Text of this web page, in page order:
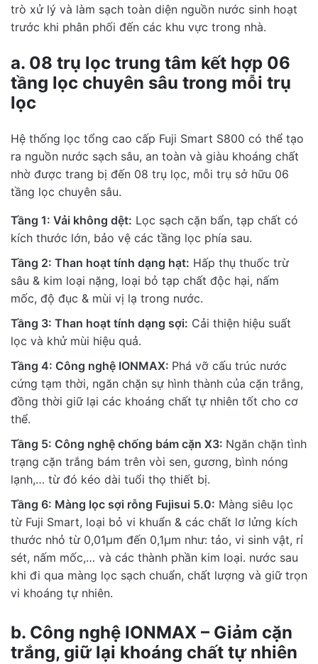
trò xử lý và làm sạch toàn diện nguồn nước sinh hoạt
trước khi phân phối đến các khu vực trong nhà.
a. 08 trụ lọc trung tâm kết hợp 06
tầng lọc chuyên sâu trong mỗi trụ
lọc
Hệ thống lọc tổng cao cấp Fuji Smart S800 có thể tạo
ra nguồn nước sạch sâu, an toàn và giàu khoáng chất
nhờ được trang bị đến 08 trụ lọc, mỗi trụ sở hữu 06
tầng lọc chuyên sâu.
Tầng 1: Vải không dệt: Lọc sạch cặn bẩn, tạp chất có
kích thước lớn, bảo vệ các tầng lọc phía sau.
Tầng 2: Than hoạt tính dạng hạt: Hấp thụ thuốc trừ
sâu & kim loại nặng, loại bỏ tạp chất độc hại, nấm
mốc, độ đục & mùi vị lạ trong nước.
Tầng 3: Than hoạt tính dạng sợi: Cải thiện hiệu suất
lọc và khử mùi hiệu quả.
Tầng 4: Công nghệ IONMAX: Phá vỡ cấu trúc nước
cứng tạm thời, ngăn chặn sự hình thành của cặn trắng,
đồng thời giữ lại các khoáng chất tự nhiên tốt cho cơ
thể.
Tầng 5: Công nghệ chống bám cặn X3: Ngăn chặn tình
trạng cặn trắng bám trên vòi sen, gương, bình nóng
lạnh,… từ đó kéo dài tuổi thọ thiết bị.
Tầng 6: Màng lọc sợi rỗng Fujisui 5.0: Màng siêu lọc
từ Fuji Smart, loại bỏ vi khuẩn & các chất lơ lửng kích
thước nhỏ từ 0,01µm đến 0,1µm như: tảo, vi sinh vật, rỉ
sét, nấm mốc,… và các thành phần kim loại. nước sau
khi đi qua màng lọc sạch chuẩn, chất lượng và giữ trọn
vi khoáng tự nhiên.
b. Công nghệ IONMAX – Giảm cặn
trắng, giữ lại khoáng chất tự nhiên
Write a Review
Rating
Review Title
Description
Full name
Email address
backup
Upload Photo
Recommenda
tion?
Yes No
Submit Review